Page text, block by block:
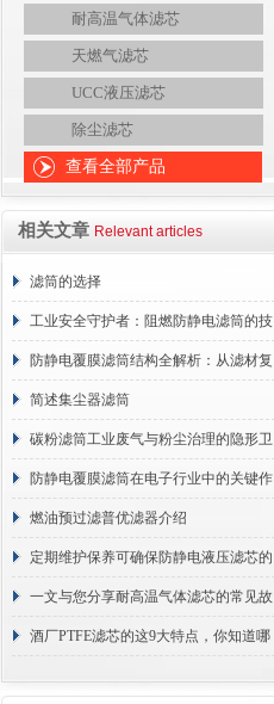
耐高温气体滤芯
天燃气滤芯
UCC液压滤芯
除尘滤芯
查看全部产品
相关文章 Relevant articles
滤筒的选择
工业安全守护者：阻燃防静电滤筒的技
术原理与应用解析
防静电覆膜滤筒结构全解析：从滤材复
合到整体成型
简述集尘器滤筒
碳粉滤筒工业废气与粉尘治理的隐形卫
士
防静电覆膜滤筒在电子行业中的关键作
用
燃油预过滤普优滤器介绍
定期维护保养可确保防静电液压滤芯的
正常工作
一文与您分享耐高温气体滤芯的常见故
障相应解决方法
酒厂PTFE滤芯的这9大特点，你知道哪